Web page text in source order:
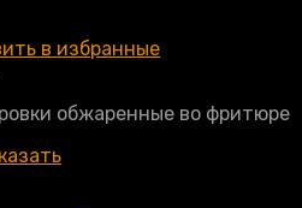
в избранные
обжаренные во фритюре